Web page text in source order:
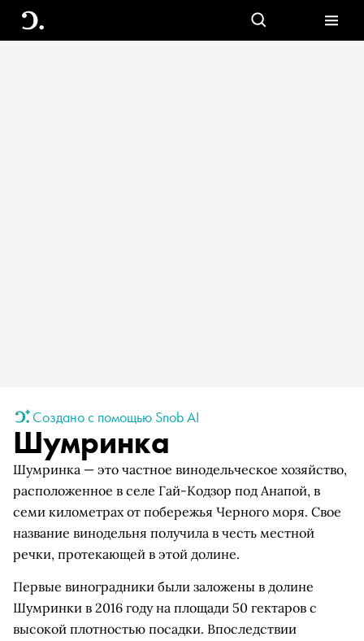
Создано с помощью Snob AI
Шумринка
Шумринка — это частное винодельческое хозяйство,
расположенное в селе Гай-Кодзор под Анапой, в
семи километрах от побережья Черного моря. Свое
название винодельня получила в честь местной
речки, протекающей в этой долине.
Первые виноградники были заложены в долине
Шумринки в 2016 году на площади 50 гектаров с
высокой плотностью посадки. Впоследствии